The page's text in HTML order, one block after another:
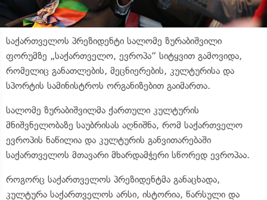
საქართველოს პრეზიდენტი სალომე ზურაბიშვილი
ფორუმზე „საქართველო, ევროპა“ სიტყვით გამოვიდა,
რომელიც განათლების, მეცნიერების, კულტურისა და
სპორტის სამინისტროს ორგანიზებით გაიმართა.
სალომე ზურაბიშვილმა ქართული კულტურის
მნიშვნელობაზე საუბრისას აღნიშნა, რომ საქართველო
ევროპის ნაწილია და კულტურის განვითარებაში
საქართველოს მთავარი მხარდამჭერი სწორედ ევროპაა.
როგორც საქართველოს პრეზიდენტმა განაცხადა,
კულტურა საქართველოს არსი, ისტორია, წარსული და